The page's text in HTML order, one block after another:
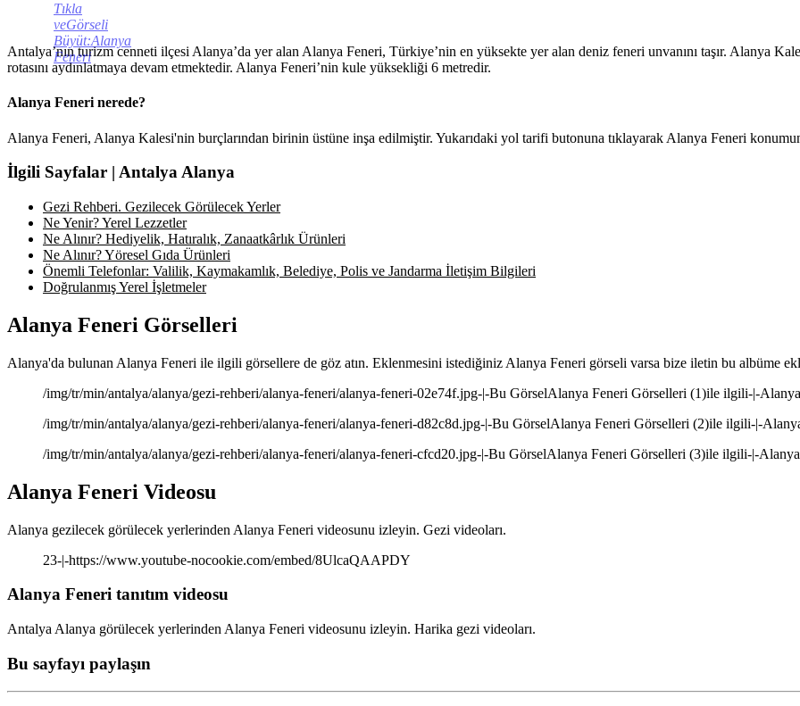
Tıkla
veGörseli
Büyüt:Alanya
Feneri
Antalya’nın turizm cenneti ilçesi Alanya’da yer alan Alanya Feneri, Türkiye’nin en yüksekte yer alan deniz feneri unvanını taşır. Alanya
rotasını aydınlatmaya devam etmektedir. Alanya Feneri’nin kule yüksekliği 6 metredir.
Alanya Feneri nerede?
Alanya Feneri, Alanya Kalesi'nin burçlarından birinin üstüne inşa edilmiştir. Yukarıdaki yol tarifi butonuna tıklayarak Alanya Feneri
İlgili Sayfalar | Antalya Alanya
Gezi Rehberi. Gezilecek Görülecek Yerler
Ne Yenir? Yerel Lezzetler
Ne Alınır? Hediyelik, Hatıralık, Zanaatkârlık Ürünleri
Ne Alınır? Yöresel Gıda Ürünleri
Önemli Telefonlar: Valilik, Kaymakamlık, Belediye, Polis ve Jandarma İletişim Bilgileri
Doğrulanmış Yerel İşletmeler
Alanya Feneri Görselleri
Alanya'da bulunan Alanya Feneri ile ilgili görsellere de göz atın. Eklenmesini istediğiniz Alanya Feneri görseli varsa bize iletin bu albüme
/img/tr/min/antalya/alanya/gezi-rehberi/alanya-feneri/alanya-feneri-02e74f.jpg-|-Bu GörselAlanya Feneri Görselleri (1)ile ilgili-|-
/img/tr/min/antalya/alanya/gezi-rehberi/alanya-feneri/alanya-feneri-d82c8d.jpg-|-Bu GörselAlanya Feneri Görselleri (2)ile ilgili-|-
/img/tr/min/antalya/alanya/gezi-rehberi/alanya-feneri/alanya-feneri-cfcd20.jpg-|-Bu GörselAlanya Feneri Görselleri (3)ile ilgili-|-
Alanya Feneri Videosu
Alanya gezilecek görülecek yerlerinden Alanya Feneri videosunu izleyin. Gezi videoları.
23-|-https://www.youtube-nocookie.com/embed/8UlcaQAAPDY
Alanya Feneri tanıtım videosu
Antalya Alanya görülecek yerlerinden Alanya Feneri videosunu izleyin. Harika gezi videoları.
Bu sayfayı paylaşın